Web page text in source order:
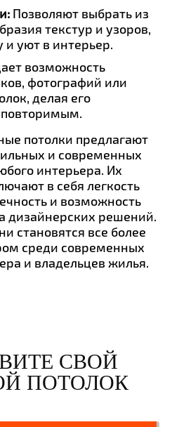
Позволяют выбрать из
текстур и узоров,
и уют в интерьер.
возможность
фотографий или
делая его
потолки предлагают
и современных
интерьера. Их
в себя легкость
и возможность
дизайнерских решений.
становятся все более
среди современных
и владельцев жилья.
СВОЙ
ПОТОЛОК